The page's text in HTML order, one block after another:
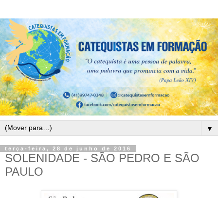
▼
terça-feira, 28 de junho de 2016
SOLENIDADE - SÃO PEDRO E SÃO
PAULO